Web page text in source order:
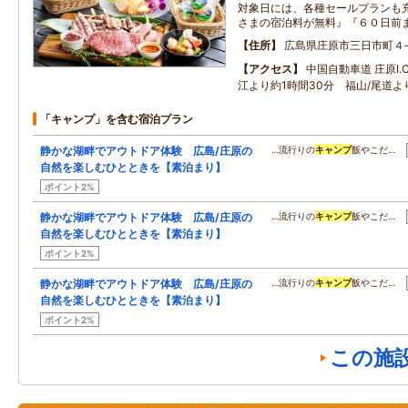
対象日には、各種セールプランも
さまの宿泊料が無料』『６０日前
住所
広島県庄原市三日市町４
アクセス
中国自動車道 庄原
江より約1時間30分 福山/尾道よ
「キャンプ」を含む宿泊プラン
静かな湖畔でアウトドア体験 広島/庄原の
自然を楽しむひとときを【素泊まり】
ポイント2%
…流行りのキャンプ飯やこだ…
静かな湖畔でアウトドア体験 広島/庄原の
自然を楽しむひとときを【素泊まり】
ポイント2%
…流行りのキャンプ飯やこだ…
静かな湖畔でアウトドア体験 広島/庄原の
自然を楽しむひとときを【素泊まり】
ポイント2%
…流行りのキャンプ飯やこだ…
この施